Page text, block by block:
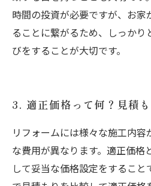
時間の投資が必要ですが、お
ることに繋がるため、しっか
びをすることが大切です。
3. 適正価格って何？見積
リフォームには様々な施工内
な費用が異なります。適正価格
して妥当な価格設定をするこ